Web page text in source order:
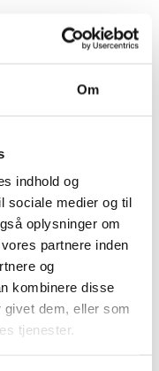
Om
indhold og
sociale medier og til
oplysninger om
partnere inden
og
kombinere disse
givet dem, eller som
tjenester.
som
ikke være
onsdag at
at få energi i